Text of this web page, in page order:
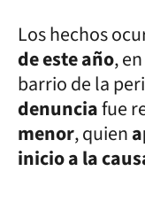
Los hechos
de este año,
barrio de la
denunciafue
menor, quien
inicio a la